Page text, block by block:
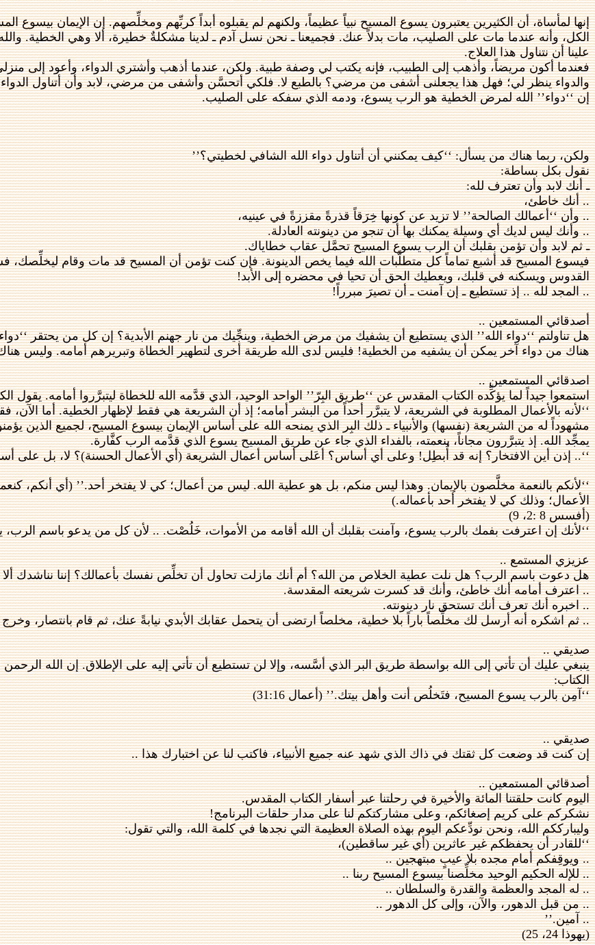
إنها لمأساة، أن الكثيرين يعتبرون يسوع المسيح نبياً عظيماً، ولكنهم لم يقبلوه أبداً كربِّهم ومخلِّصهم. إن الإيمان
الكل، وأنه عندما مات على الصليب، مات بدلاً عنك. فجميعنا ـ نحن نسل آدم ـ لدينا مشكلةٌ خطيرة، ألا وهي الخطية.
علينا أن نتناول هذا العلاج.
فعندما أكون مريضاً، وأذهب إلى الطبيب، فإنه يكتب لي وصفة طبية. ولكن، عندما أذهب وأشتري الدواء، وأعود إلى
والدواء ينظر لي؛ فهل هذا يجعلنى أشفى من مرضي؟ بالطبع لا. فلكي أتحسَّن وأشفى من مرضي، لابد وأن أتناول الدواء
إن ‘‘دواء’’ الله لمرض الخطية هو الرب يسوع، ودمه الذي سفكه على الصليب.
ولكن، ربما هناك من يسأل: ‘‘كيف يمكنني أن أتناول دواء الله الشافي لخطيتي؟’’
نقول بكل بساطة:
ـ أنك لابد وأن تعترف لله:
.. أنك خاطئ،
.. وأن ‘‘أعمالك الصالحة’’ لا تزيد عن كونها خِرَقاً قذرةً مقززةً في عينيه،
.. وأنك ليس لديك أي وسيلة يمكنك بها أن تنجو من دينونته العادلة.
ـ ثم لابد وأن تؤمن بقلبك أن الرب يسوع المسيح تحمَّل عقاب خطاياك.
فيسوع المسيح قد أشبع تماماً كل متطلَّبات الله فيما يخص الدينونة. فإن كنت تؤمن أن المسيح قد مات وقام ليخلِّصك،
القدوس ويسكنه في قلبك، ويعطيك الحق أن تحيا في محضره إلى الأبد!
.. المجد لله .. إذ تستطيع ـ إن آمنت ـ أن تصيرَ مبرراً!
أصدقائي المستمعين ..
هل تناولتم ‘‘دواء الله’’ الذي يستطيع أن يشفيك من مرض الخطية، وينجِّيك من نار جهنم الأبدية؟ إن كل من يحتقر
هناك من دواء آخر يمكن أن يشفيه من الخطية! فليس لدى الله طريقة أخرى لتطهير الخطاة وتبريرهم أمامه. وليس
اصدقائي المستمعين ..
استمعوا جيداً لما يؤكِّده الكتاب المقدس عن ‘‘طريق البِرّ’’ الواحد الوحيد، الذي قدَّمه الله للخطاة ليتبرَّروا أمامه. يقول
‘‘لأنه بالأعمال المطلوبة في الشريعة، لا يتبرَّر أحداً من البشر أمامه؛ إذ أن الشريعة هي فقط لإظهار الخطية. أما الآن،
مشهوداً له من الشريعة (نفسها) والأنبياء ـ ذلك البِر الذي يمنحه الله على أساس الإيمان بيسوع المسيح، لجميع الذين
يمجِّد الله. إذ يتبرَّرون مجاناً، بنعمته، بالفداء الذي جاء عن طريق المسيح يسوع الذي قدَّمه الرب كفَّارة.
‘‘.. إذن أين الافتخار؟ إنه قد أُبطِل! وعلى أي أساس؟ أعَلى أساس أعمال الشريعة (أي الأعمال الحسنة)؟ لا، بل على أساس
‘‘لأنكم بالنعمة مخلَّصون بالإيمان. وهذا ليس منكم، بل هو عطية الله. ليس من أعمال؛ كي لا يفتخر أحد.’’ (أي أنكم،
الأعمال؛ وذلك كي لا يفتخر أحد بأعماله.)
(أفسس 8 :2، 9)
‘‘لأنك إن اعترفت بفمك بالرب يسوع، وآمنت بقلبك أن الله أقامه من الأموات، خَلُصْت. .. لأن كل من يدعو باسم الرب،
عزيزي المستمع ..
هل دعوت باسم الرب؟ هل نلت عطية الخلاص من الله؟ أم أنك مازلت تحاول أن تخلِّص نفسك بأعمالك؟ إننا نناشدك ألا
.. اعترف أمامه أنك خاطئ، وأنك قد كسرت شريعته المقدسة.
.. اخبره أنك تعرف أنك تستحق نار دينونته.
.. ثم اشكره أنه أرسل لك مخلِّصاً باراً بلا خطية، مخلصاً ارتضى أن يتحمل عقابك الأبدي نيابةً عنك، ثم قام بانتصار،
صديقي ..
ينبغي عليك أن تأتي إلى الله بواسطة طريق البر الذي أسَّسه، وإلا لن تستطيع أن تأتي إليه على الإطلاق. إن الله الرحمن
الكتاب:
‘‘آمِن بالرب يسوع المسيح، فتَخلُص أنت وأهل بيتك.’’ (أعمال 31:16)
صديقي ..
إن كنت قد وضعت كل ثقتك في ذاك الذي شهد عنه جميع الأنبياء، فاكتب لنا عن اختبارك هذا ..
أصدقائي المستمعين ..
اليوم كانت حلقتنا المائة والأخيرة في رحلتنا عبر أسفار الكتاب المقدس.
نشكركم على كريم إصغائكم، وعلى مشاركتكم لنا على مدار حلقات البرنامج!
وليبارككم الله، ونحن نودِّعكم اليوم بهذه الصلاة العظيمة التي نجدها في كلمة الله، والتي تقول:
‘‘للقادر أن يحفظكم غير عاثرين (أي غير ساقطين)،
.. ويوقِفكم أمام مجده بلا عيبٍ مبتهجين ..
.. للإله الحكيم الوحيد مخلِّصنا بيسوع المسيح ربنا ..
.. له المجد والعظمة والقدرة والسلطان ..
.. من قبل الدهور، والآن، وإلى كل الدهور ..
.. آمين.’’
(يهوذا 24، 25)